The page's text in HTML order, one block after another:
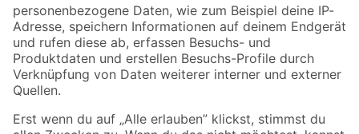
Zahlungsarten Versandarten
Sicher einkaufen